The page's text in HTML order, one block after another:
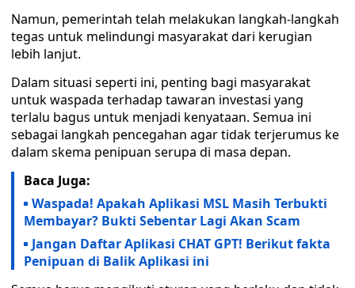
Namun, pemerintah telah melakukan langkah-langkah
tegas untuk melindungi masyarakat dari kerugian
lebih lanjut.
Dalam situasi seperti ini, penting bagi masyarakat
untuk waspada terhadap tawaran investasi yang
terlalu bagus untuk menjadi kenyataan. Semua ini
sebagai langkah pencegahan agar tidak terjerumus ke
dalam skema penipuan serupa di masa depan.
Baca Juga:
Waspada! Apakah Aplikasi MSL Masih Terbukti
Membayar? Bukti Sebentar Lagi Akan Scam
Jangan Daftar Aplikasi CHAT GPT! Berikut fakta
Penipuan di Balik Aplikasi ini